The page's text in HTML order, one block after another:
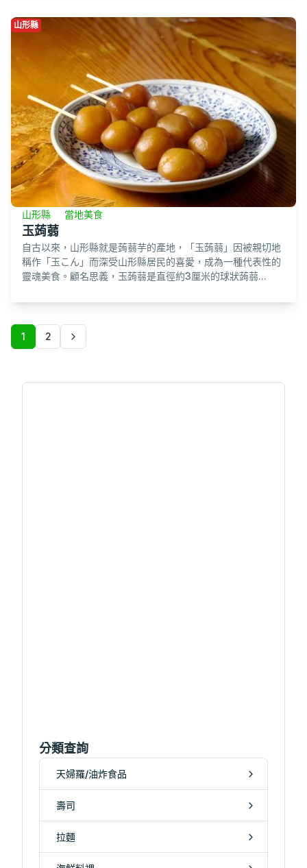
山形縣
山形縣 當地美食
玉蒟蒻
自古以來，山形縣就是蒟蒻芋的產地，「玉蒟蒻」因被親切地
稱作「玉こん」而深受山形縣居民的喜愛，成為一種代表性的
靈魂美食。顧名思義，玉蒟蒻是直徑約3厘米的球狀蒟蒻...
1 2
分類查詢
天婦羅/油炸食品
壽司
拉麵